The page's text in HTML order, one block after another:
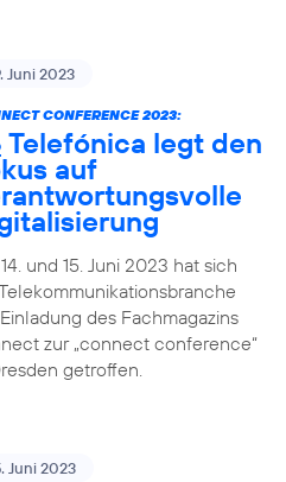
Juni 2023
CONFERENCE 2023:
Telefónica legt den
auf
und 15. Juni 2023 hat sich
des Fachmagazins
zur „connect conference“
getroffen.
Juni 2023